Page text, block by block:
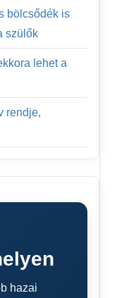
bölcsődék is
szülők
lehet a
rendje,
hazai